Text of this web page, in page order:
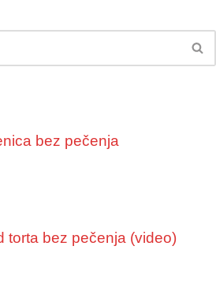
bez pečenja
torta bez pečenja (video)